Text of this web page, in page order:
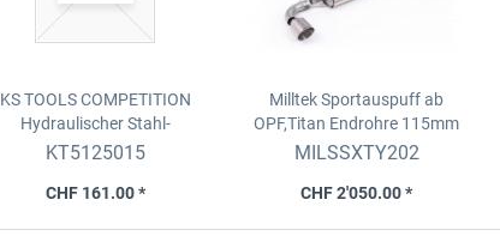
KS TOOLS COMPETITION
HydraulischerStahl-
Wagenheber, 3000 kg, flach
KT5125015
CHF 161.00 *
Milltek Sportauspuff ab
OPF,Titan Endrohre 115mm
Toyota Yaris GR Facelift ab
MILSSXTY202
CHF 2'050.00 *